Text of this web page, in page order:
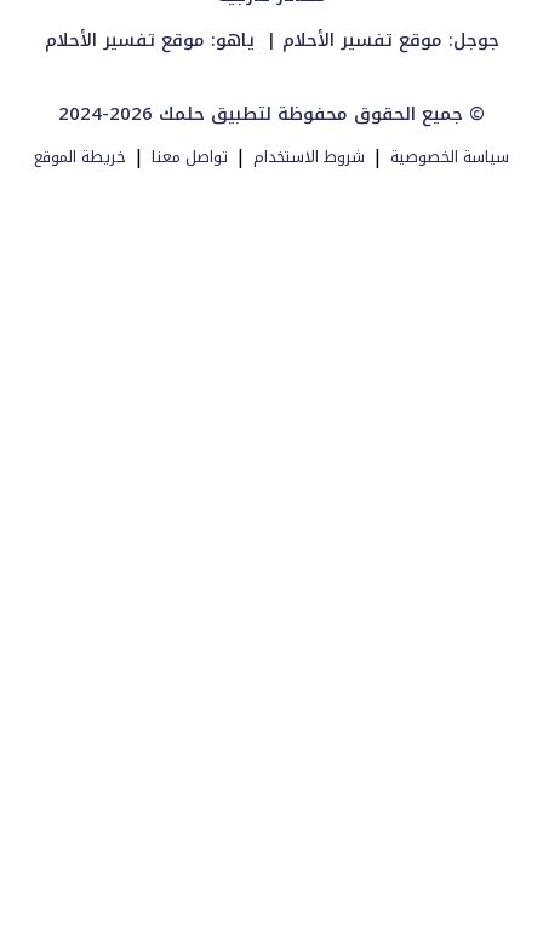
جوجل: موقع تفسير الأحلام | ياهو: موقع تفسير الأحلام
2024-2026 جميع الحقوق محفوظة لتطبيق حلمك ©
سياسة الخصوصية | شروط الاستخدام | تواصل معنا | خريطة الموقع